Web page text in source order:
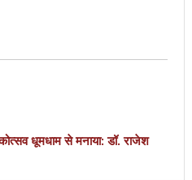
धूमधाम से मनाया: डॉ. राजेश